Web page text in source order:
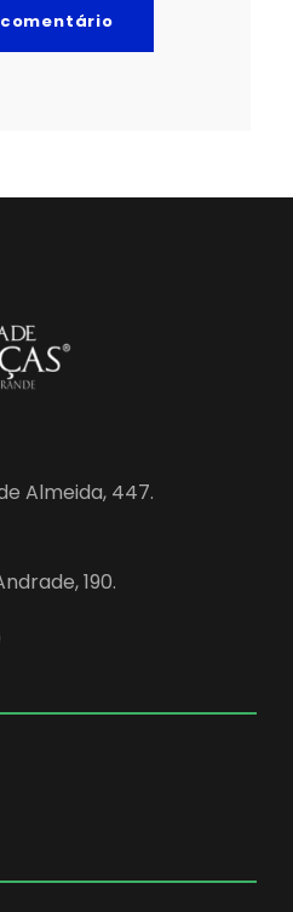
Almeida, 447.
190.